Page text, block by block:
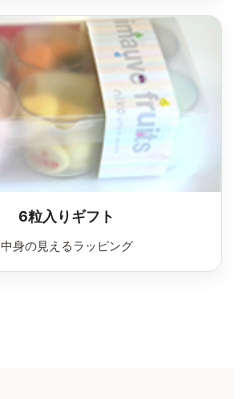
6粒入りギフト
中身の見えるラッピング